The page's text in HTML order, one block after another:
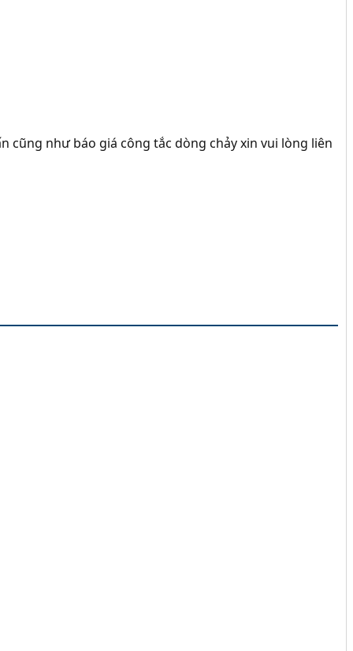
cũng như báo giá công tắc dòng chảy xin vui lòng liên